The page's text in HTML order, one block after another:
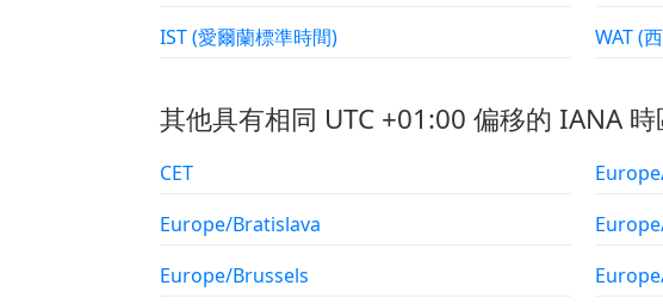
IST (愛爾蘭標準時間)
其他具有相同 UTC +01:00 偏移的 IANA 時
CET
Europe/Bratislava
Europe/Brussels